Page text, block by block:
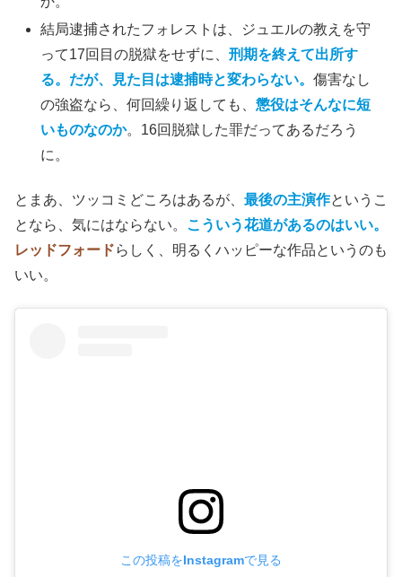
結局逮捕されたフォレストは、ジュエルの教えを守
って17回目の脱獄をせずに、刑期を終えて出所す
る。だが、見た目は逮捕時と変わらない。傷害なし
の強盗なら、何回繰り返しても、懲役はそんなに短
いものなのか。16回脱獄した罪だってあるだろう
に。
とまあ、ツッコミどころはあるが、 最後の主演作というこ
となら、気にはならない。 こういう花道があるのはいい。
レッドフォードらしく、明るくハッピーな作品というのも
いい。
この投稿をInstagramで見る